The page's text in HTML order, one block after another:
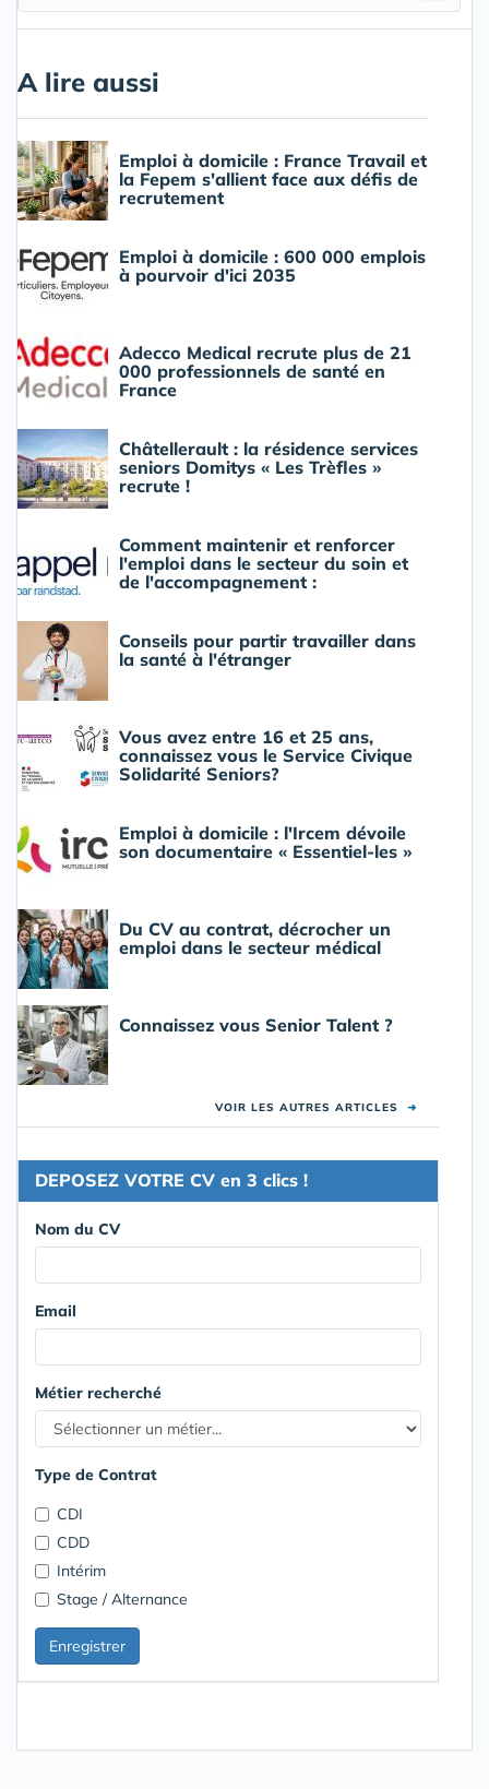
A lire aussi
Emploi à domicile : France Travail et
la Fepem s'allient face aux défis de
recrutement
Emploi à domicile : 600 000 emplois
à pourvoir d'ici 2035
Adecco Medical recrute plus de 21
000 professionnels de santé en
France
Châtellerault : la résidence services
seniors Domitys « Les Trèfles »
recrute !
Comment maintenir et renforcer
l'emploi dans le secteur du soin et
de l'accompagnement :
Conseils pour partir travailler dans
la santé à l'étranger
Vous avez entre 16 et 25 ans,
connaissez vous le Service Civique
Solidarité Seniors?
Emploi à domicile : l'Ircem dévoile
son documentaire « Essentiel-les »
Du CV au contrat, décrocher un
emploi dans le secteur médical
Connaissez vous Senior Talent ?
VOIR LES AUTRES ARTICLES ➜
DEPOSEZ VOTRE CV en 3 clics !
Nom du CV
Email
Métier recherché
Type de Contrat
CDI
CDD
Intérim
Stage / Alternance